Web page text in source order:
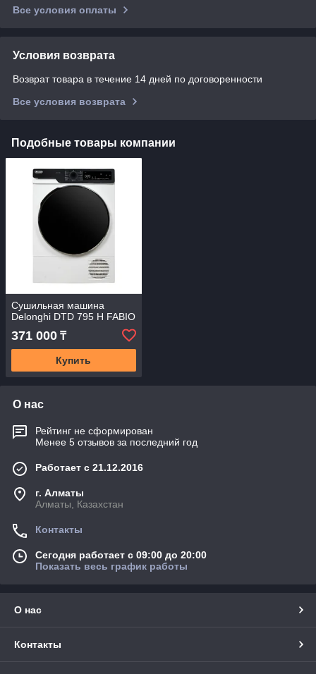
Все условия оплаты
Условия возврата
Возврат товара в течение 14 дней по договоренности
Все условия возврата
Подобные товары компании
Сушильная машина
Delonghi DTD 795 Н FABIO
371 000 ₸
Купить
О нас
Рейтинг не сформирован
Менее 5 отзывов за последний год
Работает с 21.12.2016
г. Алматы
Алматы, Казахстан
Контакты
Сегодня работает с 09:00 до 20:00
Показать весь график работы
О нас
Контакты